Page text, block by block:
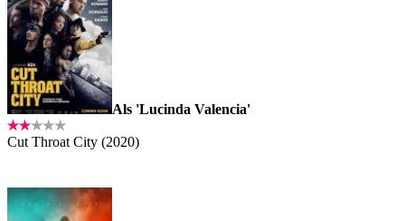
Als 'Lucinda Valencia'
Cut Throat City (2020)